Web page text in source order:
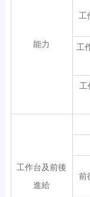
能力
工
工
工
工作台及前後
進給
前